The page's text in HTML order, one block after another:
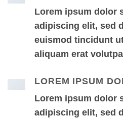
Lorem ipsum dolor
adipiscing elit, sed
euismod tincidunt
aliquam erat
LOREM IPSUM
Lorem ipsum dolor
adipiscing elit, sed